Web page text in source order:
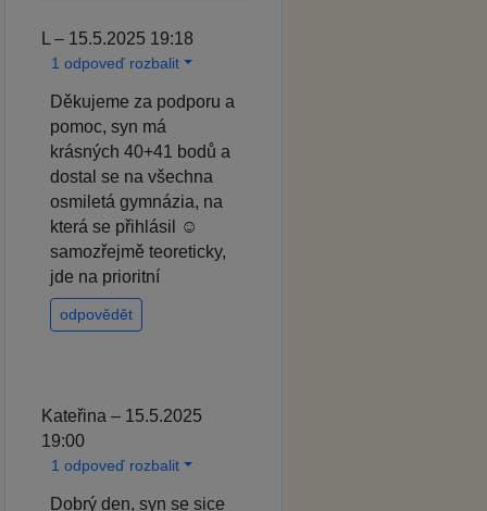
L – 15.5.2025 19:18
1 odpoveď rozbalit
Děkujeme za podporu a
pomoc, syn má
krásných 40+41 bodů a
dostal se na všechna
osmiletá gymnázia, na
která se přihlásil ☺️
samozřejmě teoreticky,
jde na prioritní
odpovědět
Kateřina – 15.5.2025
19:00
1 odpoveď rozbalit
Dobrý den, syn se sice